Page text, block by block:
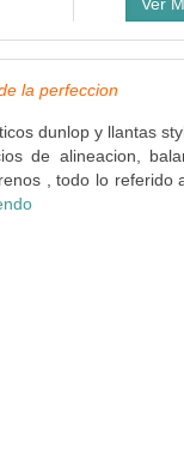
la perfeccion
dunlop y llantas
de alineacion,
, todo lo referido